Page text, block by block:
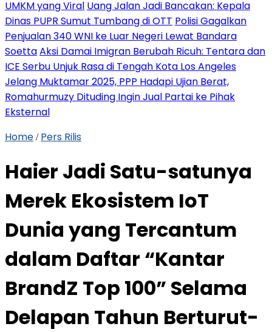
UMKM yang Viral Uang Jalan Jadi Bancakan: Kepala
Dinas PUPR Sumut Tumbang di OTT Polisi Gagalkan
Penjualan 340 WNI ke Luar Negeri Lewat Bandara
SoettaAksi Damai Imigran Berubah Ricuh: Tentara dan
ICE Serbu Unjuk Rasa di Tengah Kota Los Angeles
Jelang Muktamar 2025, PPP Hadapi Ujian Berat,
Romahurmuzy Dituding Ingin Jual Partai ke Pihak
Eksternal
Home / Pers Rilis
Haier Jadi Satu-satunya
Merek Ekosistem IoT
Dunia yang Tercantum
dalam Daftar “Kantar
BrandZ Top 100” Selama
Delapan Tahun Berturut-